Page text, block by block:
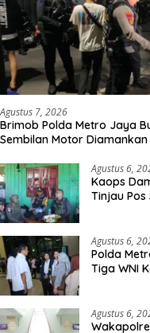
Agustus 7, 2026
Brimob Polda Metro Jaya
Sembilan Motor
Agustus 6,
Kaops
Tinjau
Bersama
Agustus 6,
Polda
Tiga WNI
Agustus 6,